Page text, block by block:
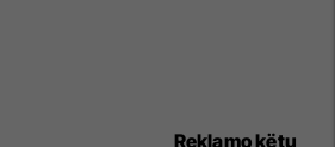
Reklamo këtu